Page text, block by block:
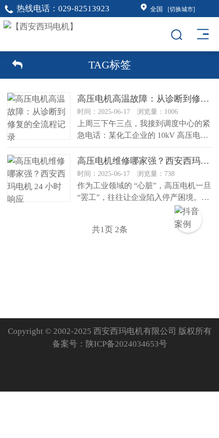
热线电话： 029-82513923 全国 [切换城市]
TAG标签
高压电机高温故障：从诊断到修复的全流程记录
时间：2025-06-17 浏览量：1006
上周三下午三点，我接到调度中心的紧
急电话：某化工企业的 10kV 高压电机
运行时温度飙升至 165℃...
高压电机维修哪家强？西安西玛电机 24 小时响应
时间：2025-06-17 浏览量：738
作为工业领域的 “心脏”，高压电机一旦
“罢工”，往往让企业陷入停产困境。今
天咱们聊聊西安西玛电机（...
共1页 2条
Copyright © 2002-2025 西安西玛电机有限公司 版权所有
备案号： 陕ICP备2024034653号